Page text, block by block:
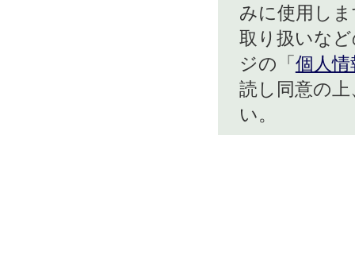
みに使用し
取り扱いな
ジの「個人情
読し同意の
い。